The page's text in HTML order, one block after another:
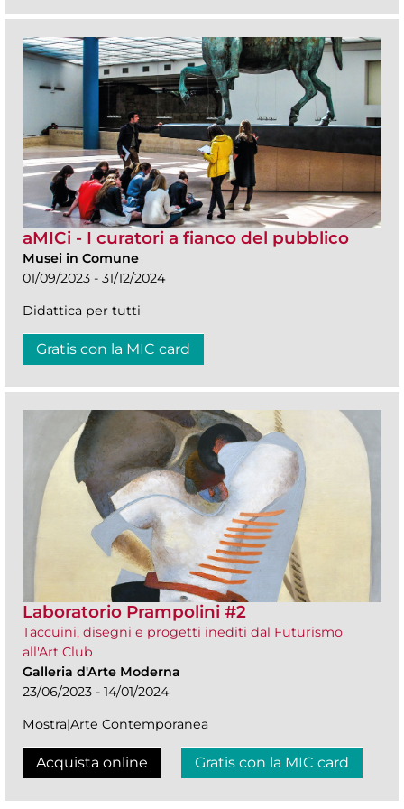
aMICi - I curatori a fianco del pubblico
Musei in Comune
01/09/2023 - 31/12/2024
Didattica per tutti
Gratis con la MIC card
Laboratorio Prampolini #2
Taccuini, disegni e progetti inediti dal Futurismo
all'Art Club
Galleria d'Arte Moderna
23/06/2023 - 14/01/2024
Mostra|Arte Contemporanea
Acquista online Gratis con la MIC card